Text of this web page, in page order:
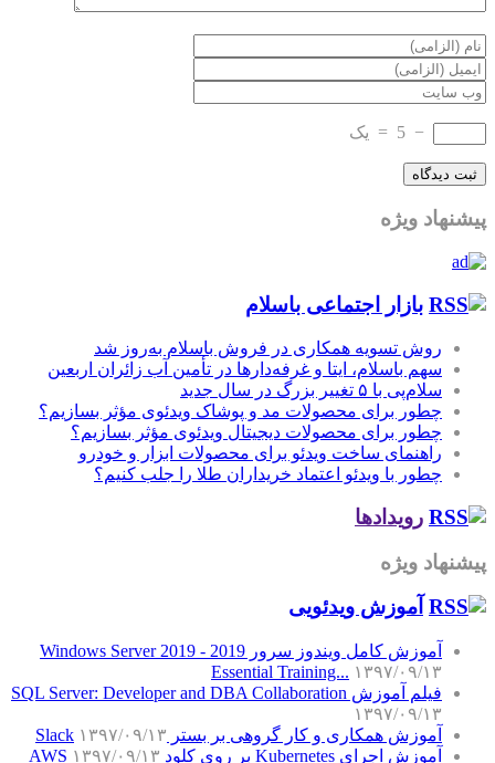
−
5
= یک
پیشنهاد ویژه
بازار اجتماعی باسلام
روش تسویه همکاری در فروش باسلام به‌روز شد
سهم باسلام، ایتا و غرفه‌دارها در تأمین آب زائران اربعین
سلام‌پی با ۵ تغییر بزرگ در سال جدید
چطور برای محصولات مد و پوشاک ویدئوی مؤثر بسازیم؟
چطور برای محصولات دیجیتال ویدئوی مؤثر بسازیم؟
راهنمای ساخت ویدئو برای محصولات ابزار و خودرو
چطور با ویدئو اعتماد خریداران طلا را جلب کنیم؟
رویدادها
پیشنهاد ویژه
آموزش‌ ویدئویی
آموزش کامل ویندوز سرور 2019 - Windows Server 2019
Essential Training... ۱۳۹۷/۰۹/۱۳
فیلم آموزش SQL Server: Developer and DBA Collaboration
۱۳۹۷/۰۹/۱۳
آموزش همکاری و کار گروهی بر بستر Slack ۱۳۹۷/۰۹/۱۳
آموزش اجرای Kubernetes بر روی کلود AWS
۱۳۹۷/۰۹/۱۳